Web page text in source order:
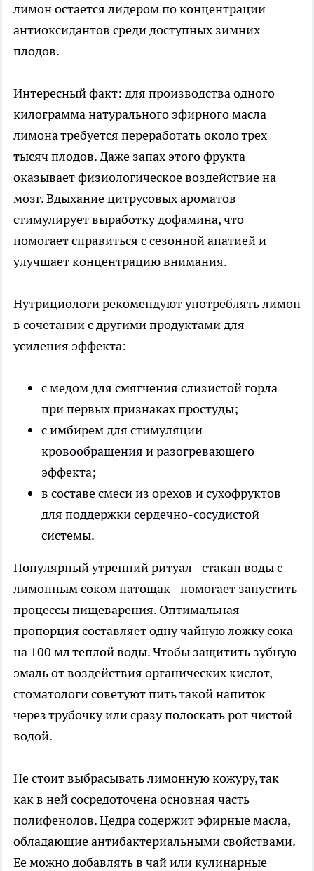
лимон остается лидером по концентрации
антиоксидантов среди доступных зимних
плодов.
Интересный факт: для производства одного
килограмма натурального эфирного масла
лимона требуется переработать около трех
тысяч плодов. Даже запах этого фрукта
оказывает физиологическое воздействие на
мозг. Вдыхание цитрусовых ароматов
стимулирует выработку дофамина, что
помогает справиться с сезонной апатией и
улучшает концентрацию внимания.
Нутрициологи рекомендуют употреблять лимон
в сочетании с другими продуктами для
усиления эффекта:
с медом для смягчения слизистой горла
при первых признаках простуды;
с имбирем для стимуляции
кровообращения и разогревающего
эффекта;
в составе смеси из орехов и сухофруктов
для поддержки сердечно-сосудистой
системы.
Популярный утренний ритуал - стакан воды с
лимонным соком натощак - помогает запустить
процессы пищеварения. Оптимальная
пропорция составляет одну чайную ложку сока
на 100 мл теплой воды. Чтобы защитить зубную
эмаль от воздействия органических кислот,
стоматологи советуют пить такой напиток
через трубочку или сразу полоскать рот чистой
водой.
Не стоит выбрасывать лимонную кожуру, так
как в ней сосредоточена основная часть
полифенолов. Цедра содержит эфирные масла,
обладающие антибактериальными свойствами.
Ее можно добавлять в чай или кулинарные